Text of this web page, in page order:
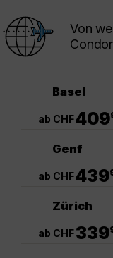
Von
Basel
ab CHF409
Genf
ab CHF439
Zürich
ab CHF339